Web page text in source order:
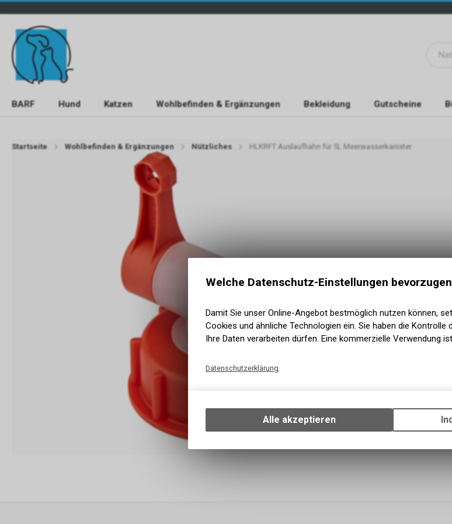
BARF Hund Katzen Wohlbefinden & Ergänzungen Bekleidung Gutscheine
Startseite Wohlbefinden & Ergänzungen Nützliches HLKRFT Auslaufhahn für 5L Meerwasserkanister
Welche Datenschutz-Einstellungen
Damit Sie unser Online-Angebot bestmöglich nutzen können,
Cookies und ähnliche Technologien ein. Sie haben die Kontrolle
Ihre Daten verarbeiten dürfen. Eine kommerzielle Verwendung
Datenschutzerklärung
Ihrem Gerät, um die grundlegenden Funktionen
Verwendung des Warenkorbs, zu ermöglichen.
zulassen.
Alle akzeptieren